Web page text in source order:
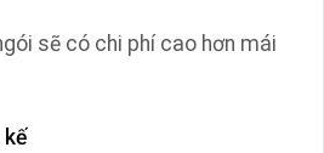
sẽ có chi phí cao hơn mái